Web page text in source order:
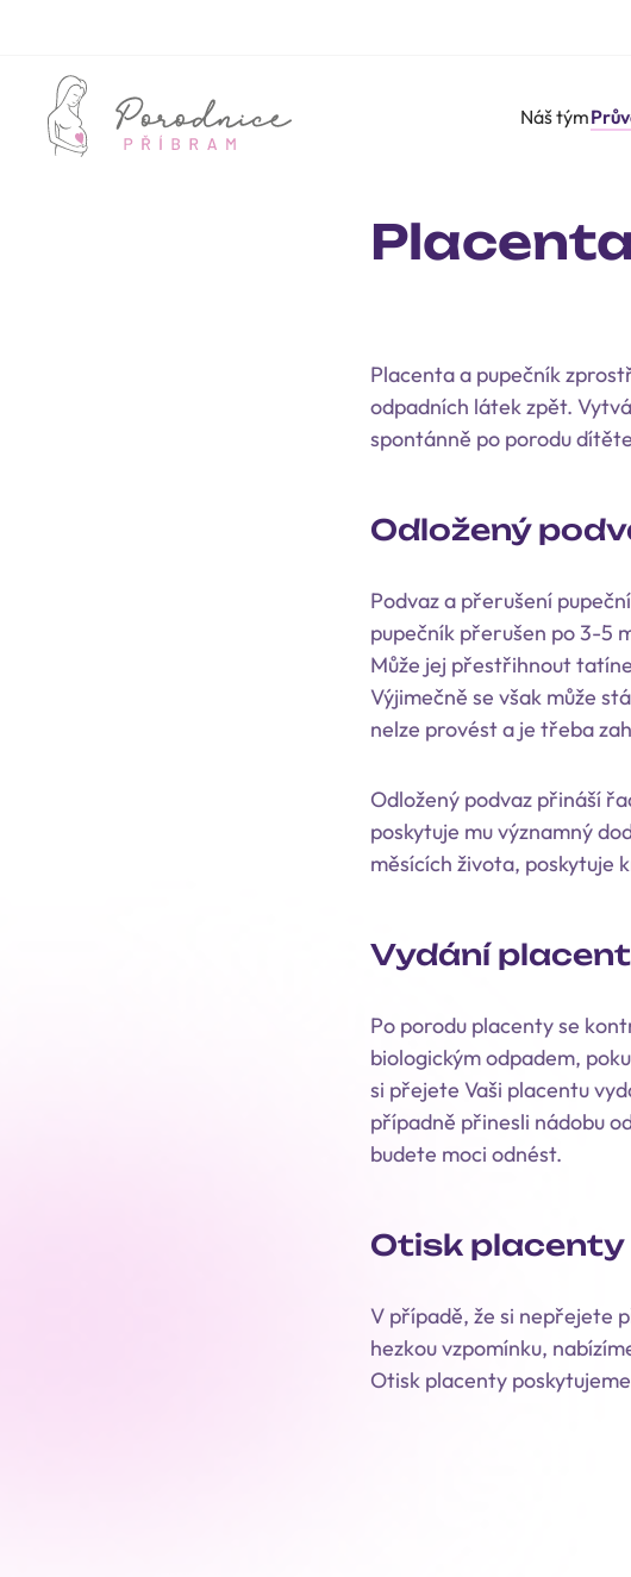
Náš tým
Placenta a pupečník
odpadních látek zpět.
spontánně po porodu
Odložený
Podvaz a přerušení
pupečník přerušen po 3-5
Může jej přestřihnout
Výjimečně se však může
nelze provést a je třeba
Odložený podvaz přináší
poskytuje mu významný
měsících života, poskytuje
Vydání
Po porodu placenty se
biologickým odpadem,
si přejete Vaši placentu
případně přinesli nádobu
budete moci odnést.
Otisk placenty
V případě, že si nepřejete
hezkou vzpomínku,
Otisk placenty